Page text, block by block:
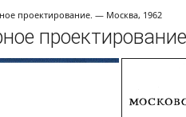
проектирование. — Москва, 1962